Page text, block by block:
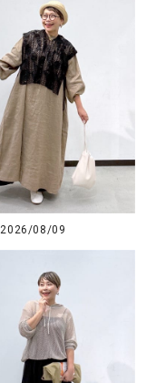
2026/08/09